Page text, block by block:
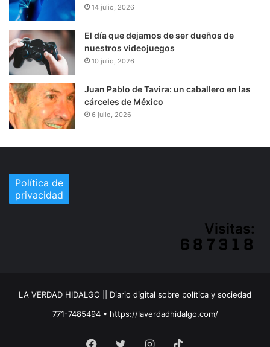
14 julio, 2026
El día que dejamos de ser dueños de
nuestros videojuegos
10 julio, 2026
Juan Pablo de Tavira: un caballero en las
cárceles de México
6 julio, 2026
Política de
privacidad
Visitas:
LA VERDAD HIDALGO || Diario digital sobre política y sociedad
771-7485494 • https://laverdadhidalgo.com/
Facebook
TwitterInstagram